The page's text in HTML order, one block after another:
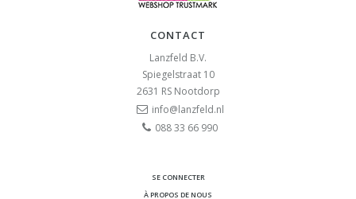
CONTACT
Lanzfeld B.V.
Spiegelstraat 10
2631 RS Nootdorp
info@lanzfeld.nl
088 33 66 990
SE CONNECTER
À PROPOS DE NOUS